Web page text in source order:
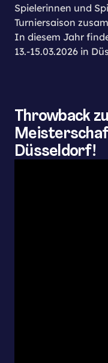
Spielerinnen und
Turniersaison
In diesem Jahr
13.-15.03.2026 in
Throwback
Düsseldorf!